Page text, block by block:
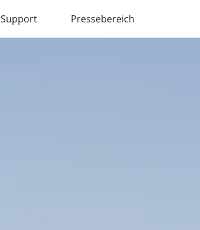
Support Pressebereich